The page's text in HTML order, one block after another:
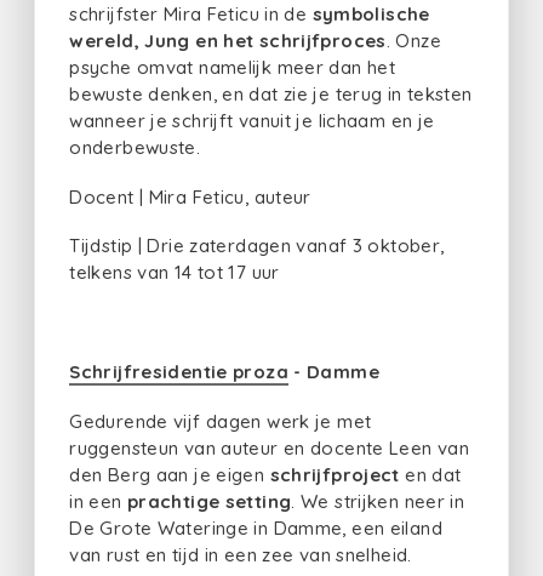
schrijfster Mira Feticu in de symbolische
wereld, Jung en het schrijfproces. Onze
psyche omvat namelijk meer dan het
bewuste denken, en dat zie je terug in teksten
wanneer je schrijft vanuit je lichaam en je
onderbewuste.
Docent | Mira Feticu, auteur
Tijdstip | Drie zaterdagen vanaf 3 oktober,
telkens van 14 tot 17 uur
Schrijfresidentie proza - Damme
Gedurende vijf dagen werk je met
ruggensteun van auteur en docente Leen van
den Berg aan je eigen schrijfproject en dat
in een prachtige setting . We strijken neer in
De Grote Wateringe in Damme, een eiland
van rust en tijd in een zee van snelheid.